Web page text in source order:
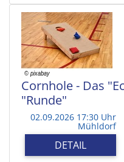
Cornhole - Das
"Runde"
02.09.2026 17:30 Uhr
Mühldorf
DETAIL